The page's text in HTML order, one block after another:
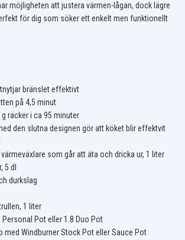
möjligheten att justera värmen-lågan, dock lägre
för dig som söker ett enkelt men funktionellt
bränslet effektivt
på 4,5 minut
räcker i ca 95 minuter
den slutna designen gör att köket blir effektvit
som går att äta och dricka ur, 1 liter
5 dl
durkslag
1 liter
Personal Pot eller 1.8 Duo Pot
med Windburner Stock Pot eller Sauce Pot